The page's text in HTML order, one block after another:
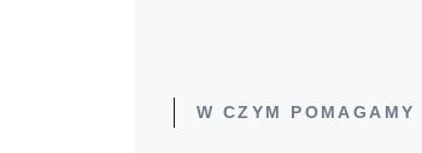
W CZYM POMAGAMY